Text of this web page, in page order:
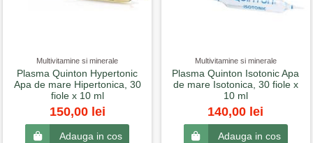
Multivitamine si minerale
Plasma Quinton Hypertonic
Apa de mare Hipertonica, 30
fiole x 10 ml
150,00 lei
Adauga in cos
Multivitamine si minerale
Plasma Quinton Isotonic Apa
de mare Isotonica, 30 fiole x
10 ml
140,00 lei
Adauga in cos